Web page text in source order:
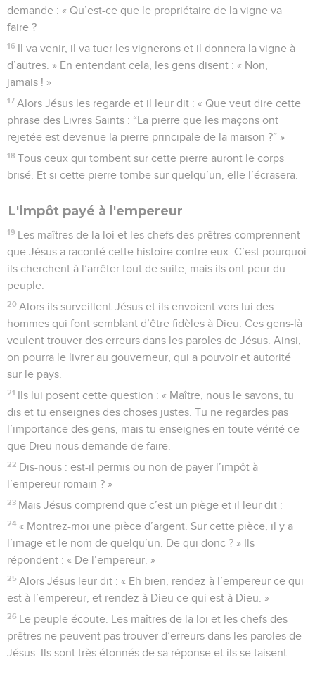
demande : « Qu’est-ce que le propriétaire de la vigne va
faire ?
16 Il va venir, il va tuer les vignerons et il donnera la vigne à
d’autres. » En entendant cela, les gens disent : « Non,
jamais ! »
17 Alors Jésus les regarde et il leur dit : « Que veut dire cette
phrase des Livres Saints : “La pierre que les maçons ont
rejetée est devenue la pierre principale de la maison ?” »
18 Tous ceux qui tombent sur cette pierre auront le corps
brisé. Et si cette pierre tombe sur quelqu’un, elle l’écrasera.
L'impôt payé à l'empereur
19 Les maîtres de la loi et les chefs des prêtres comprennent
que Jésus a raconté cette histoire contre eux. C’est pourquoi
ils cherchent à l’arrêter tout de suite, mais ils ont peur du
peuple.
20 Alors ils surveillent Jésus et ils envoient vers lui des
hommes qui font semblant d’être fidèles à Dieu. Ces gens-là
veulent trouver des erreurs dans les paroles de Jésus. Ainsi,
on pourra le livrer au gouverneur, qui a pouvoir et autorité
sur le pays.
21 Ils lui posent cette question : « Maître, nous le savons, tu
dis et tu enseignes des choses justes. Tu ne regardes pas
l’importance des gens, mais tu enseignes en toute vérité ce
que Dieu nous demande de faire.
22 Dis-nous : est-il permis ou non de payer l’impôt à
l’empereur romain ? »
23 Mais Jésus comprend que c’est un piège et il leur dit :
24 « Montrez-moi une pièce d’argent. Sur cette pièce, il y a
l’image et le nom de quelqu’un. De qui donc ? » Ils
répondent : « De l’empereur. »
25 Alors Jésus leur dit : « Eh bien, rendez à l’empereur ce qui
est à l’empereur, et rendez à Dieu ce qui est à Dieu. »
26 Le peuple écoute. Les maîtres de la loi et les chefs des
prêtres ne peuvent pas trouver d’erreurs dans les paroles de
Jésus. Ils sont très étonnés de sa réponse et ils se taisent.